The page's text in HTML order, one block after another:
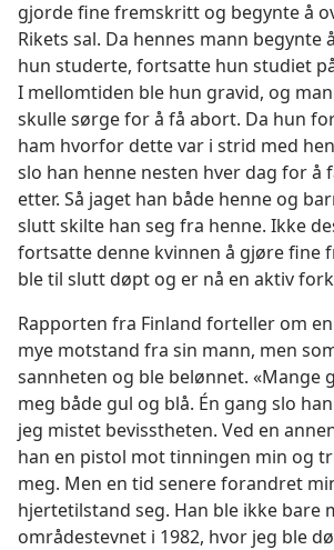
gjorde fine fremskritt og begynte å
Rikets sal. Da hennes mann begynte
hun studerte, fortsatte hun studiet
I mellomtiden ble hun gravid, og
skulle sørge for å få abort. Da hun
ham hvorfor dette var i strid med
slo han henne nesten hver dag for å
etter. Så jaget han både henne og
slutt skilte han seg fra henne. Ikke
fortsatte denne kvinnen å gjøre fine
ble til slutt døpt og er nå en aktiv
Rapporten fra Finland forteller om
mye motstand fra sin mann, men
sannheten og ble belønnet. «Mange
meg både gul og blå. Én gang slo
jeg mistet bevisstheten. Ved en
han en pistol mot tinningen min og
meg. Men en tid senere forandret
hjertetilstand seg. Han ble ikke bare
områdestevnet i 1982, hvor jeg ble